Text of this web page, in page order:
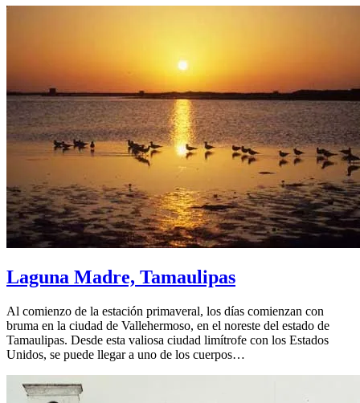
Laguna Madre, Tamaulipas
Al comienzo de la estación primaveral, los días comienzan con
bruma en la ciudad de Vallehermoso, en el noreste del estado de
Tamaulipas. Desde esta valiosa ciudad limítrofe con los Estados
Unidos, se puede llegar a uno de los cuerpos…